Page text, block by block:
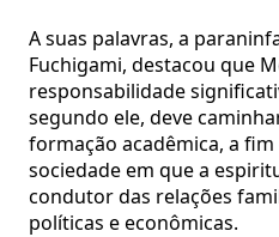
A suas palavras, a
Fuchigami, destacou que
responsabilidade
segundo ele, deve
formação acadêmica, a
sociedade em que a
condutor das relações
políticas e econômicas.